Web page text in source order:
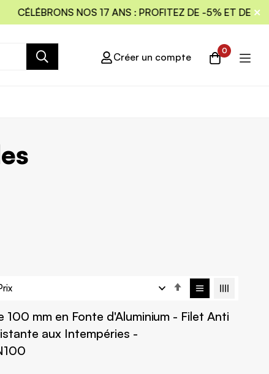
CÉLÉBRONS NOS 17 ANS : PROFITEZ DE -5% ET DE LA
Créer un compte
0
Par
ordre
décroissant
100 mm en Fonte d'Aluminium - Filet Anti
aux Intempéries -